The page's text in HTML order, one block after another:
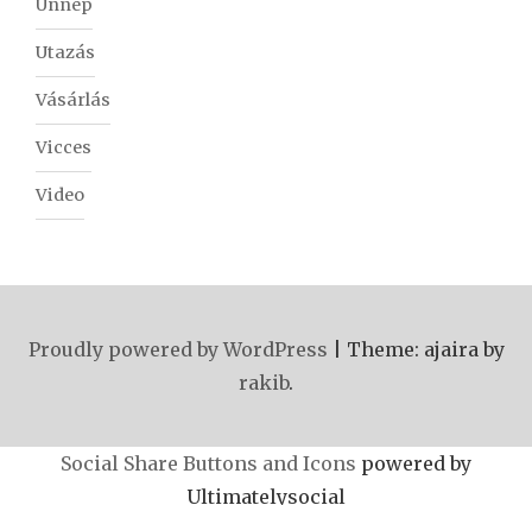
Ünnep
Utazás
Vásárlás
Vicces
Video
Proudly powered by WordPress
Theme: ajaira by
rakib.
Social Share Buttons and Icons powered by
Ultimatelysocial